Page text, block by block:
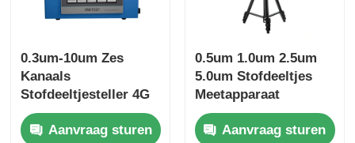
0.3um-10um Zes
Kanaals
Stofdeeltjesteller 4G
Draadloze
Stofdeeltjesmonitor
Aanvraag sturen
0.5um 1.0um 2.5um
5.0um Stofdeeltjes
Meetapparaat
Stofdeeltjes
Analysator
Aanvraag sturen